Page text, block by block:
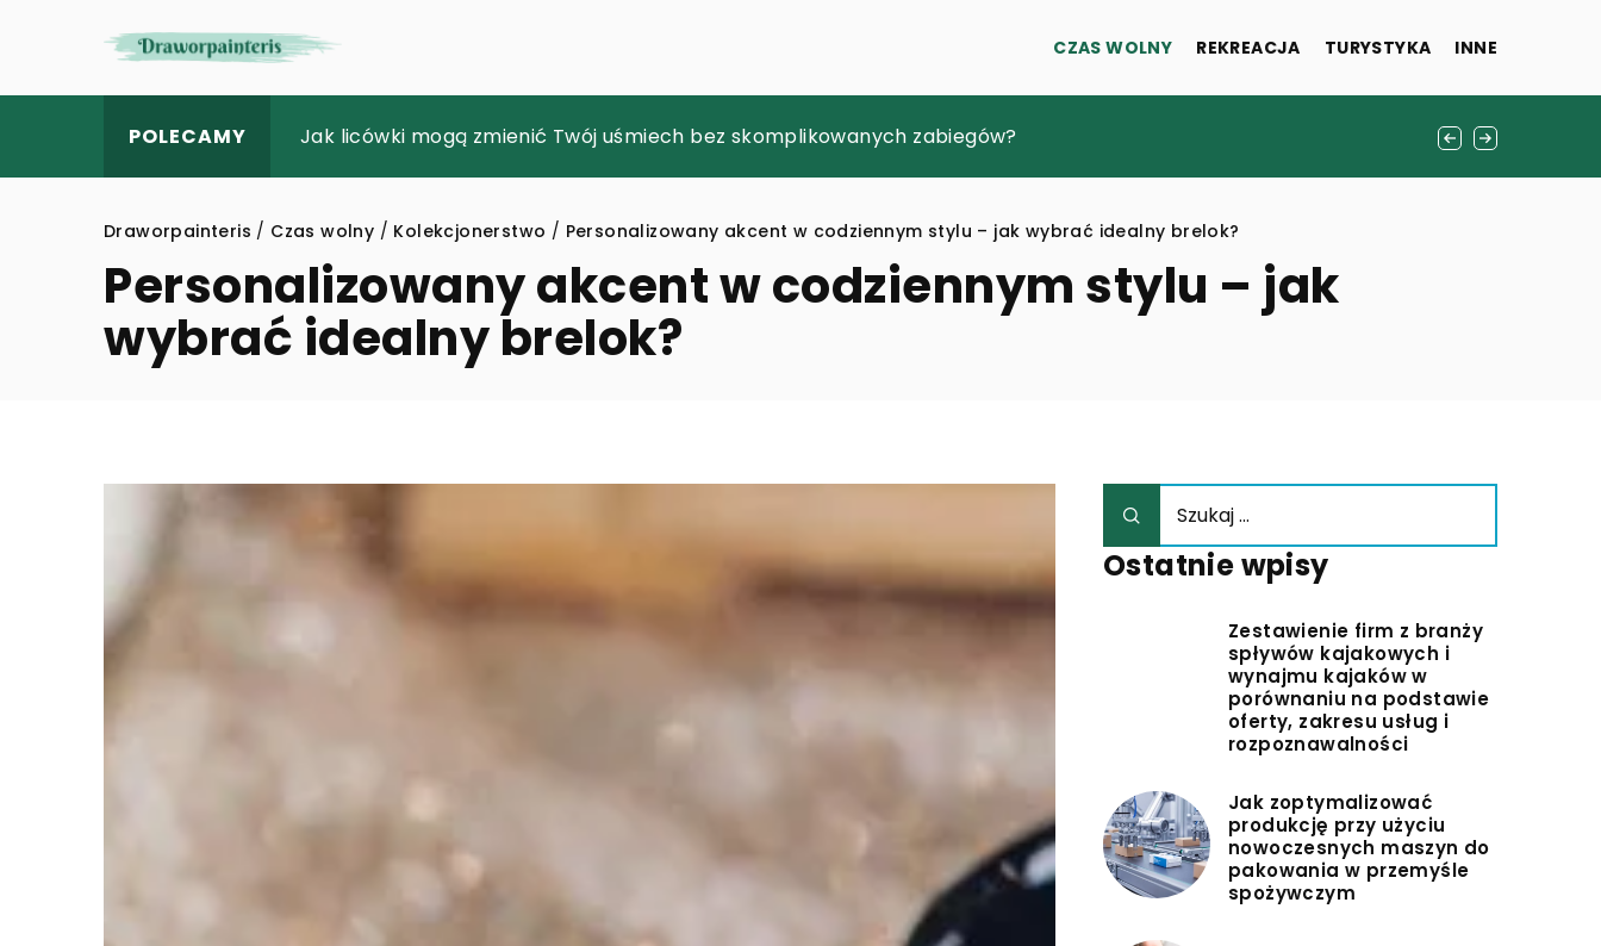
CZAS WOLNY REKREACJA TURYSTYKA INNE
POLECAMY Jaki tablet wziąć ze sobą w podróż?
Jak licówki mogą zmienić Twój uśmiech bez skomplikowanych zabiegów?
Czy wędkarstwo to tylko łowienie ryb? Inne aspekty tego hobby, o których mogłeś nie wiedzieć
Draworpainteris / Czas wolny / Kolekcjonerstwo / Personalizowany akcent w codziennym stylu – jak wybrać idealny brelok?
Personalizowany akcent w codziennym stylu – jak
wybrać idealny brelok?
Ostatnie wpisy
Zestawienie firm z branży
spływów kajakowych i
wynajmu kajaków w
porównaniu na podstawie
oferty, zakresu usług i
rozpoznawalności
Jak zoptymalizować
produkcję przy użyciu
nowoczesnych maszyn do
pakowania w przemyśle
spożywczym